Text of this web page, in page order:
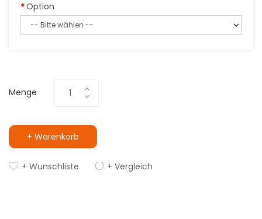
Option
Menge
+ Warenkorb
+ Wunschliste + Vergleich